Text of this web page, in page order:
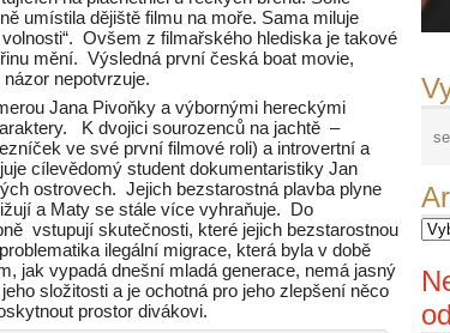
umístila dějiště filmu na moře. Sama miluje
Ovšem z filmařského hlediska je takové
mění. Výsledná první česká boat movie,
nepotvrzuje.
Jana Pivoňky a výbornými hereckými
K dvojici sourozenců na jachtě –
ve své první filmové roli) a introvertní a
cílevědomý student dokumentaristiky Jan
ostrovech. Jejich bezstarostná plavba plyne
a Maty se stále více vyhraňuje. Do
vstupují skutečnosti, které jejich bezstarostnou
ilegální migrace, která byla v době
jak vypadá dnešní mladá generace, nemá jasný
složitosti a je ochotná pro jeho zlepšení něco
prostor divákovi.